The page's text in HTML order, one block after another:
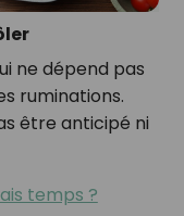
ne dépend pas
ruminations.
être anticipé ni
temps ?